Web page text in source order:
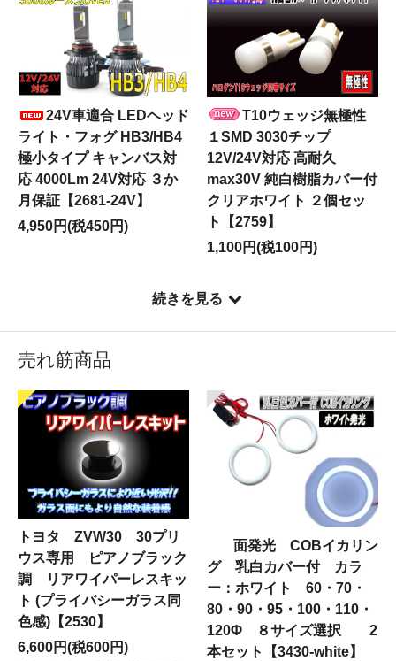
24V車適合 LEDヘッド
ライト・フォグ HB3/HB4
極小タイプ キャンバス対
応 4000Lm 24V対応 ３か
月保証【2681-24V】
4,950円(税450円)
T10ウェッジ無極性
１SMD 3030チップ
12V/24V対応 高耐久
max30V 純白樹脂カバー付
クリアホワイト ２個セッ
ト【2759】
1,100円(税100円)
続きを見る
売れ筋商品
トヨタ ZVW30 30プリ
ウス専用 ピアノブラック
調 リアワイパーレスキッ
ト (プライバシーガラス同
色感)【2530】
6,600円(税600円)
面発光 COBイカリン
グ 乳白カバー付 カラ
ー：ホワイト 60・70・
80・90・95・100・110・
120Φ ８サイズ選択 2
本セット【3430-white】